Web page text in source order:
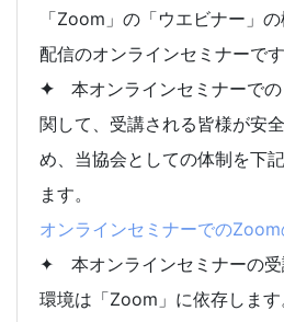
「Zoom」の「ウエビナー」
配信のオンラインセミナーです
✦ 本オンラインセミナーで
関して、受講される皆様が安
め、当協会としての体制を下
ます。
オンラインセミナーでの
✦ 本オンラインセミナーの受
環境は「Zoom」に依存しま